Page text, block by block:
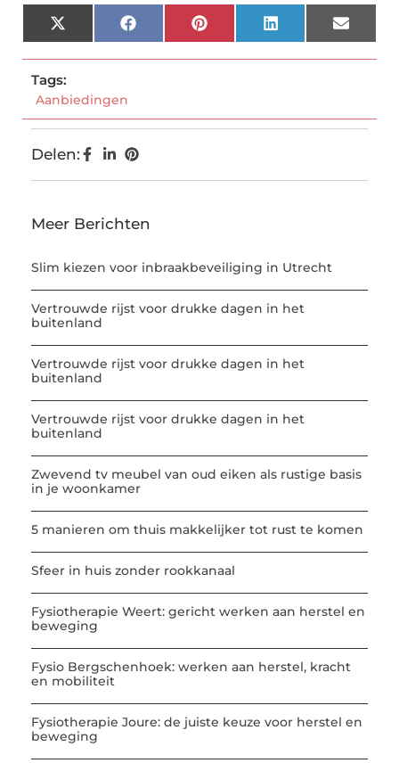
X
(Twitter)
FacebookPinterestLinkedInEmail
Tags:
Aanbiedingen
Delen:
Meer Berichten
Slim kiezen voor inbraakbeveiliging in Utrecht
Vertrouwde rijst voor drukke dagen in het
buitenland
Vertrouwde rijst voor drukke dagen in het
buitenland
Vertrouwde rijst voor drukke dagen in het
buitenland
Zwevend tv meubel van oud eiken als rustige basis
in je woonkamer
5 manieren om thuis makkelijker tot rust te komen
Sfeer in huis zonder rookkanaal
Fysiotherapie Weert: gericht werken aan herstel en
beweging
Fysio Bergschenhoek: werken aan herstel, kracht
en mobiliteit
Fysiotherapie Joure: de juiste keuze voor herstel en
beweging